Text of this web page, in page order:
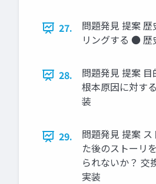
27.
問題発見 提案
リングする ● 歴
28.
問題発見 提案
根本原因に対す
装
29.
問題発見 提案
た後のストーリ
られないか？ 交
実装